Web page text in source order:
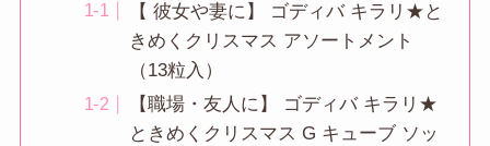
【 彼女や妻に】 ゴディバ キラリ★と
きめくクリスマス アソートメント
（13粒入）
【職場・友人に】 ゴディバ キラリ★
ときめくクリスマス G キューブ ソッ